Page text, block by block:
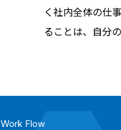
く社内全体の仕
ることは、自分
Work Flow